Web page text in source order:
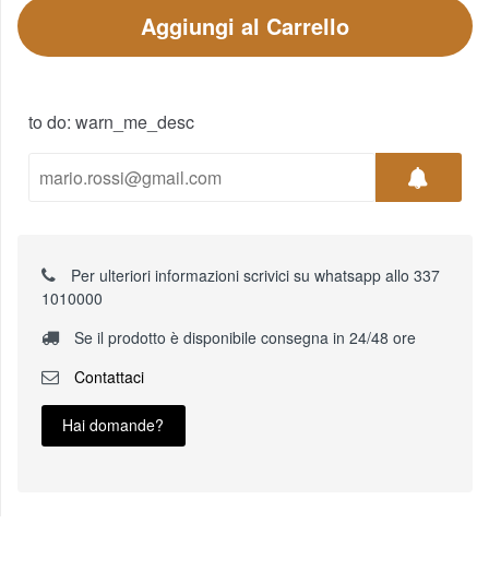
Aggiungi al Carrello
to do: warn_me_desc
Per ulteriori informazioni scrivici su whatsapp allo 337
1010000
Se il prodotto è disponibile consegna in 24/48 ore
Contattaci
Hai domande?